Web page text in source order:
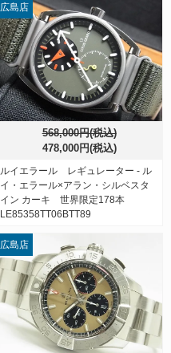
568,000円(税込)
478,000円(税込)
ルイエラール レギュレーター - ル
イ・エラール×アラン・シルベスタ
イン カーキ 世界限定178本
LE85358TT06BTT89
広島店
広島店